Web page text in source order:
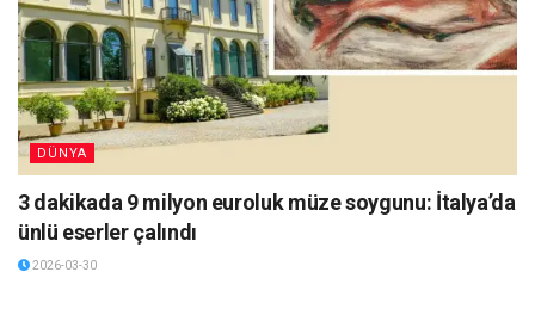
DÜNYA
3 dakikada 9 milyon euroluk müze soygunu: İtalya’da
ünlü eserler çalındı
2026-03-30